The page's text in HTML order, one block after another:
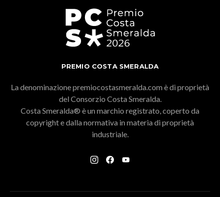
PREMIO COSTA SMERALDA
La denominazione premiocostasmeralda.com è di proprietà
del Consorzio Costa Smeralda.
Costa Smeralda® è un marchio registrato, coperto da
copyright e dalla normativa in materia di proprietà
industriale.